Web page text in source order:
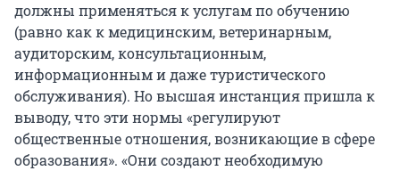
должны применяться к услугам по обучению
(равно как к медицинским, ветеринарным,
аудиторским, консультационным,
информационным и даже туристического
обслуживания). Но высшая инстанция пришла к
выводу, что эти нормы «регулируют
общественные отношения, возникающие в сфере
образования». «Они создают необходимую